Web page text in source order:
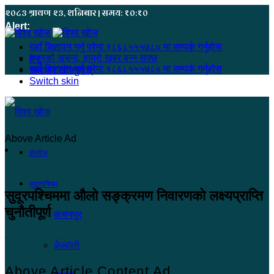
२०८३ श्रावण २३, शनिबार | समय: १०:१०
Alert:
यहाँ बिज्ञापन गर्नु परेमा ९८६८५५५७८० मा सम्पर्क गर्नुहोस
हजुरको सूचना, हाम्रो खबर बन्न सक्छ
यहाँ बिज्ञापन गर्नु परेमा ९८६८५५५७८० मा सम्पर्क गर्नुहोस
मेनू
समाचार खोज्नुहोस्
Switch skin
होमपेज
सुदूरपश्चिम
कंचनपुर
कैलाली
Above Article Ad
सुदूरपश्चिममा औलो सङ्क्रमण निवारणको लक्ष्यप्राप्ति
चुनौतीपूर्ण
खोज सम्वाददाता२०८३ बैशाख १२, शनिबार ०६:०१